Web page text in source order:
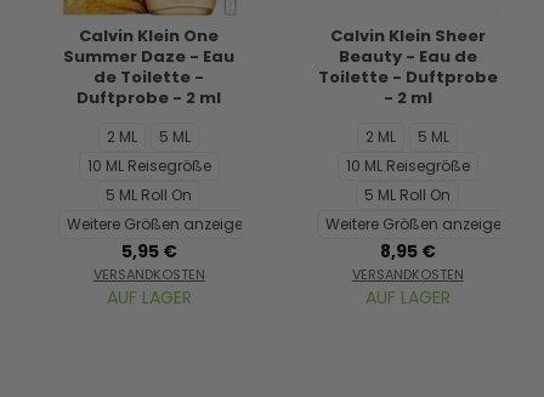
Calvin Klein One
Summer Daze - Eau
de Toilette -
Duftprobe - 2 ml
2 ML
5 ML
10 ML Reisegröße
5 ML Roll On
Weitere Größen anzeigen...
5,95 €
VERSANDKOSTEN
AUF LAGER
Calvin Klein Sheer
Beauty - Eau de
Toilette - Duftprobe
- 2 ml
2 ML
5 ML
10 ML Reisegröße
5 ML Roll On
Weitere Größen anzeigen...
8,95 €
VERSANDKOSTEN
AUF LAGER